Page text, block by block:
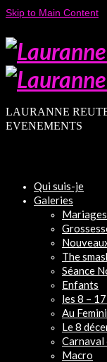
Skip to Main Content
LAURANNE
EVENEMENTS
Qui suis-je
Galeries
Mariages
The
Séance
Enfants
les 8 –
Au
Le 8
Carnaval
Macro